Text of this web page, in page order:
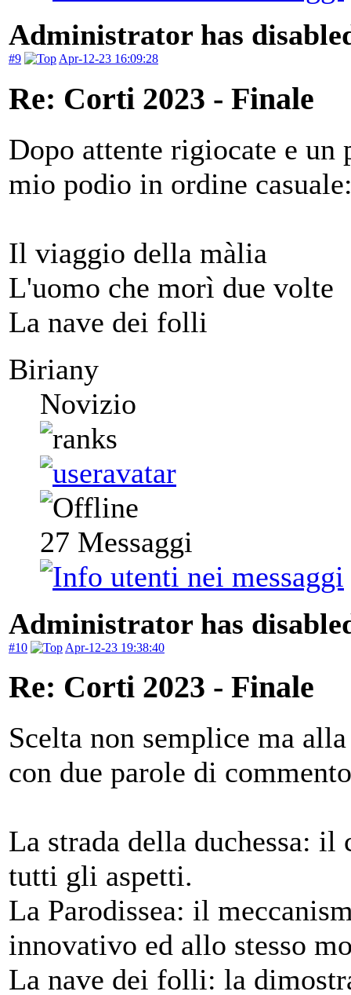
Administrator has
#9 Apr-12-23 16:09:28
Re: Corti 2023 - Finale
Dopo attente rigiocate e
mio podio in ordine
Il viaggio della màlia
L'uomo che morì due volte
La nave dei folli
Biriany
Novizio
27 Messaggi
Administrator has
#10 Apr-12-23 19:38:40
Re: Corti 2023 - Finale
Scelta non semplice ma
con due parole di
La strada della duchessa:
tutti gli aspetti.
La Parodissea: il
innovativo ed allo stesso
La nave dei folli: la